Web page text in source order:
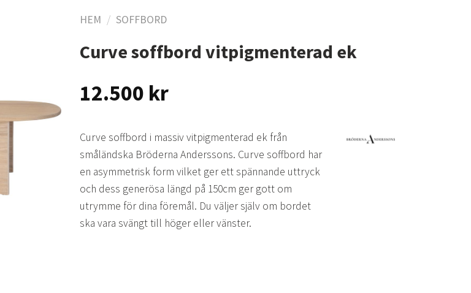
HEM / SOFFBORD
Curve soffbord vitpigmenterad ek
12.500 kr
Curve soffbord i massiv vitpigmenterad ek från
småländska Bröderna Anderssons. Curve soffbord har
en asymmetrisk form vilket ger ett spännande uttryck
och dess generösa längd på 150cm ger gott om
utrymme för dina föremål. Du väljer själv om bordet
ska vara svängt till höger eller vänster.